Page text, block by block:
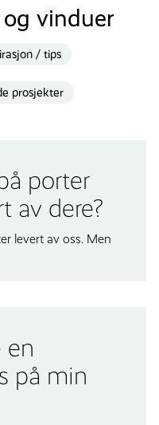
og vinduer
/ tips
prosjekter
porter
av dere?
levert av oss. Men
en
på min